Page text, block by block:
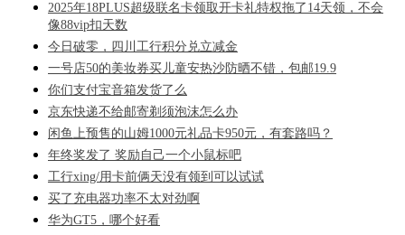
2025年18PLUS超级联名卡领取开卡礼特权拖了14天领，不会
像88vip扣天数
今日破零，四川工行积分兑立减金
一号店50的美妆券买儿童安热沙防晒不错，包邮19.9
你们支付宝音箱发货了么
京东快递不给邮寄剃须泡沫怎么办
闲鱼上预售的山姆1000元礼品卡950元，有套路吗？
年终奖发了 奖励自己一个小鼠标吧
工行xing/用卡前俩天没有领到可以试试
买了充电器功率不太对劲啊
华为GT5，哪个好看